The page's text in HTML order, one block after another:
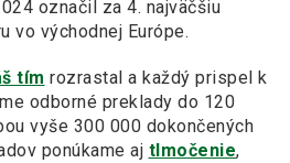
označil za 4. najväčšiu
vo východnej Európe.
tím rozrastal a každý prispel k
odborné preklady do 120
vyše 300 000 dokončených
ponúkame aj tlmočenie,